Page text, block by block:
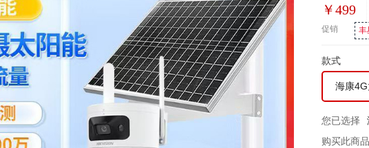
￥499
促销 丰
款式
海康
您已选择
购买此商